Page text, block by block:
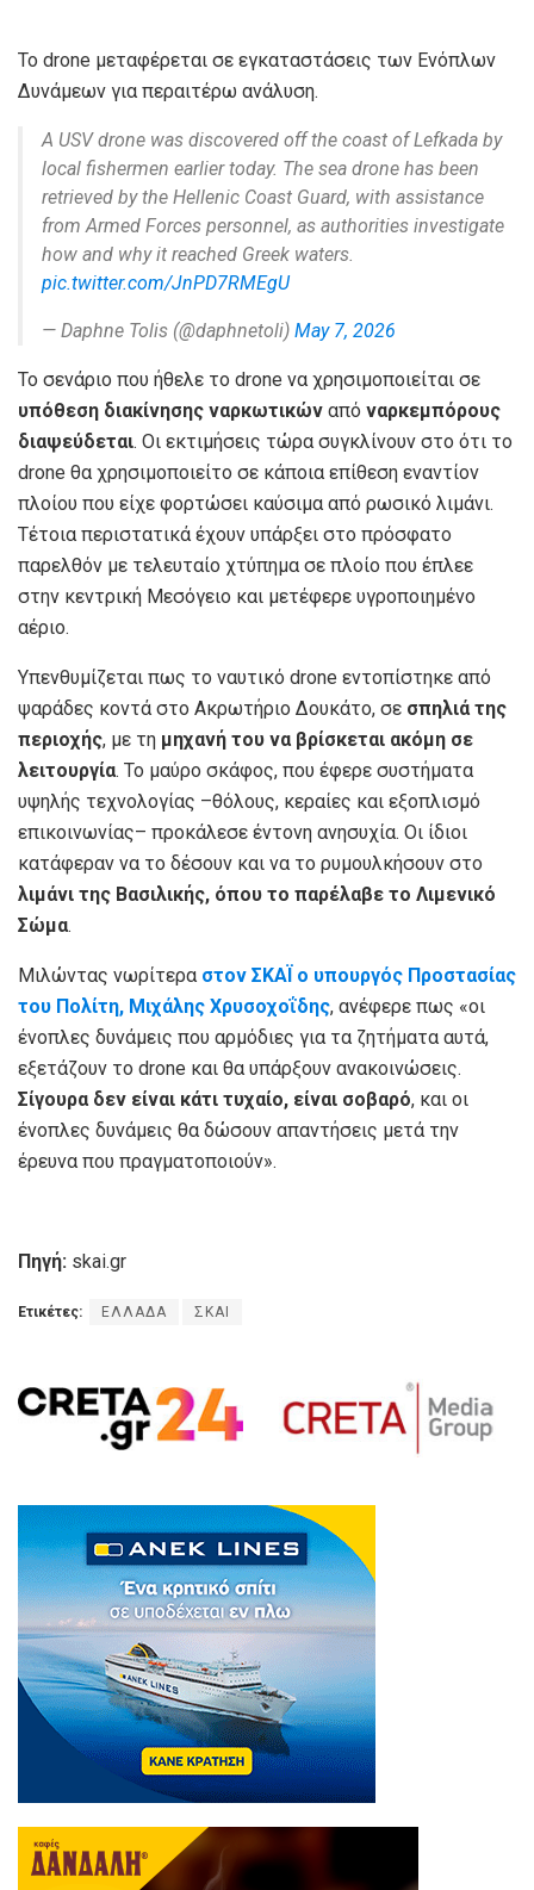
Το drone μεταφέρεται σε εγκαταστάσεις των Ενόπλων
Δυνάμεων για περαιτέρω ανάλυση.
A USV drone was discovered off the coast of Lefkada by
local fishermen earlier today. The sea drone has been
retrieved by the Hellenic Coast Guard, with assistance
from Armed Forces personnel, as authorities investigate
how and why it reached Greek waters.
pic.twitter.com/JnPD7RMEgU
— Daphne Tolis (@daphnetoli) May 7, 2026
Το σενάριο που ήθελε το drone να χρησιμοποιείται σε
υπόθεση διακίνησης ναρκωτικών από ναρκεμπόρους
διαψεύδεται. Οι εκτιμήσεις τώρα συγκλίνουν στο ότι το
drone θα χρησιμοποιείτο σε κάποια επίθεση εναντίον
πλοίου που είχε φορτώσει καύσιμα από ρωσικό λιμάνι.
Τέτοια περιστατικά έχουν υπάρξει στο πρόσφατο
παρελθόν με τελευταίο χτύπημα σε πλοίο που έπλεε
στην κεντρική Μεσόγειο και μετέφερε υγροποιημένο
αέριο.
Υπενθυμίζεται πως το ναυτικό drone εντοπίστηκε από
ψαράδες κοντά στο Ακρωτήριο Δουκάτο, σε σπηλιά της
περιοχής, με τη μηχανή του να βρίσκεται ακόμη σε
λειτουργία. Το μαύρο σκάφος, που έφερε συστήματα
υψηλής τεχνολογίας –θόλους, κεραίες και εξοπλισμό
επικοινωνίας– προκάλεσε έντονη ανησυχία. Οι ίδιοι
κατάφεραν να το δέσουν και να το ρυμουλκήσουν στο
λιμάνι της Βασιλικής, όπου το παρέλαβε το Λιμενικό
Σώμα.
Μιλώντας νωρίτερα στον ΣΚΑΪ ο υπουργός Προστασίας
του Πολίτη, Μιχάλης Χρυσοχοΐδης, ανέφερε πως «οι
ένοπλες δυνάμεις που αρμόδιες για τα ζητήματα αυτά,
εξετάζουν το drone και θα υπάρξουν ανακοινώσεις.
Σίγουρα δεν είναι κάτι τυχαίο, είναι σοβαρό, και οι
ένοπλες δυνάμεις θα δώσουν απαντήσεις μετά την
έρευνα που πραγματοποιούν».
Πηγή: skai.gr
Ετικέτες: ΕΛΛΑΔΑ ΣΚΑΙ